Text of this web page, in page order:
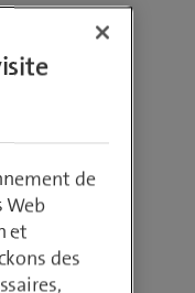
de
Web
et
des